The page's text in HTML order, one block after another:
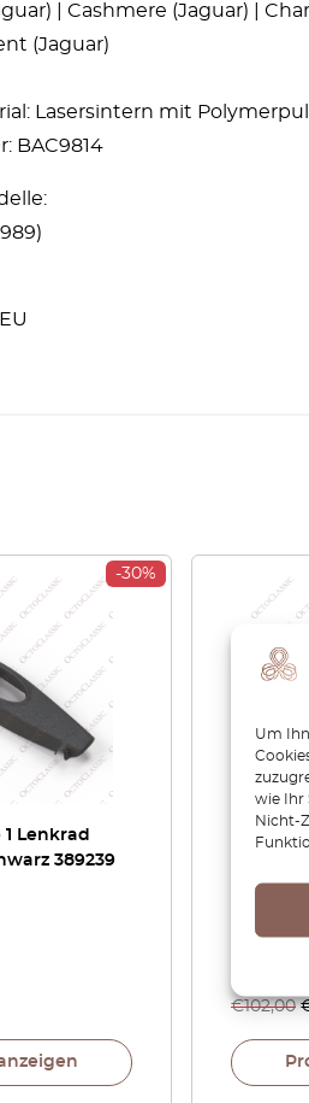
Um
wie Ihr
Nicht-
| Cashmere (Jaguar) |
(Jaguar)
Lasersintern mit
BAC9814
-30%
Lenkrad
389239
Jaguar
Farben
€102,00